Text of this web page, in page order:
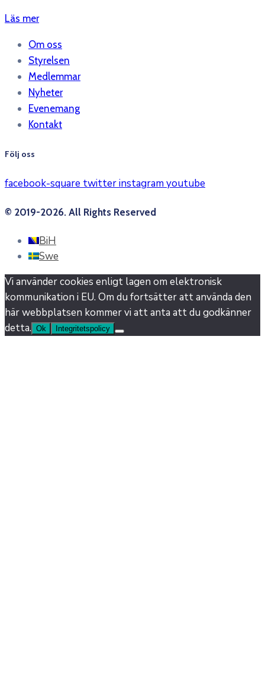
Läs mer
Om oss
Styrelsen
Medlemmar
Nyheter
Evenemang
Kontakt
Följ oss
facebook-square twitterinstagramyoutube
© 2019-2026. All Rights Reserved
BiH
Swe
Vi använder cookies enligt lagen om elektronisk
kommunikation i EU. Om du fortsätter att använda den
här webbplatsen kommer vi att anta att du godkänner
detta. Ok Integritetspolicy